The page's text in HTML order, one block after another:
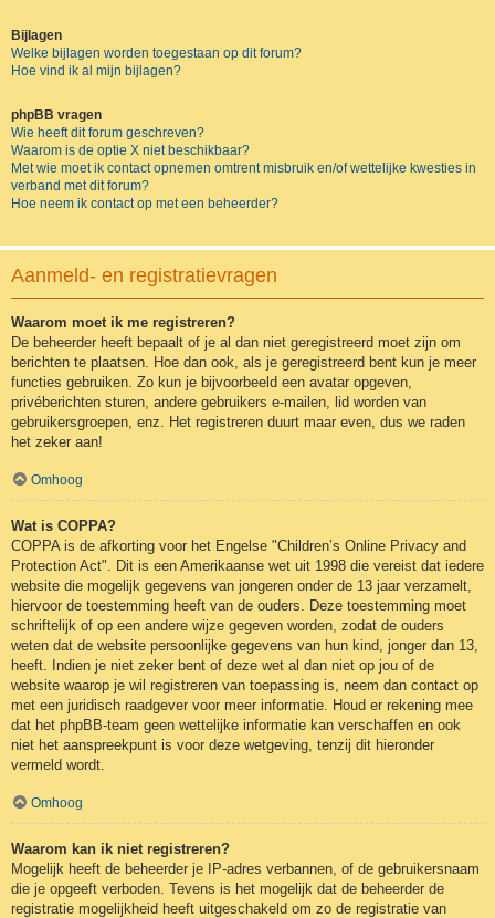
Bijlagen
Welke bijlagen worden toegestaan op dit forum?
Hoe vind ik al mijn bijlagen?
phpBB vragen
Wie heeft dit forum geschreven?
Waarom is de optie X niet beschikbaar?
Met wie moet ik contact opnemen omtrent misbruik en/of wettelijke kwesties in
verband met dit forum?
Hoe neem ik contact op met een beheerder?
Aanmeld- en registratievragen
Waarom moet ik me registreren?
De beheerder heeft bepaalt of je al dan niet geregistreerd moet zijn om
berichten te plaatsen. Hoe dan ook, als je geregistreerd bent kun je meer
functies gebruiken. Zo kun je bijvoorbeeld een avatar opgeven,
privéberichten sturen, andere gebruikers e-mailen, lid worden van
gebruikersgroepen, enz. Het registreren duurt maar even, dus we raden
het zeker aan!
Omhoog
Wat is COPPA?
COPPA is de afkorting voor het Engelse "Children’s Online Privacy and
Protection Act". Dit is een Amerikaanse wet uit 1998 die vereist dat iedere
website die mogelijk gegevens van jongeren onder de 13 jaar verzamelt,
hiervoor de toestemming heeft van de ouders. Deze toestemming moet
schriftelijk of op een andere wijze gegeven worden, zodat de ouders
weten dat de website persoonlijke gegevens van hun kind, jonger dan 13,
heeft. Indien je niet zeker bent of deze wet al dan niet op jou of de
website waarop je wil registreren van toepassing is, neem dan contact op
met een juridisch raadgever voor meer informatie. Houd er rekening mee
dat het phpBB-team geen wettelijke informatie kan verschaffen en ook
niet het aanspreekpunt is voor deze wetgeving, tenzij dit hieronder
vermeld wordt.
Omhoog
Waarom kan ik niet registreren?
Mogelijk heeft de beheerder je IP-adres verbannen, of de gebruikersnaam
die je opgeeft verboden. Tevens is het mogelijk dat de beheerder de
registratie mogelijkheid heeft uitgeschakeld om zo de registratie van